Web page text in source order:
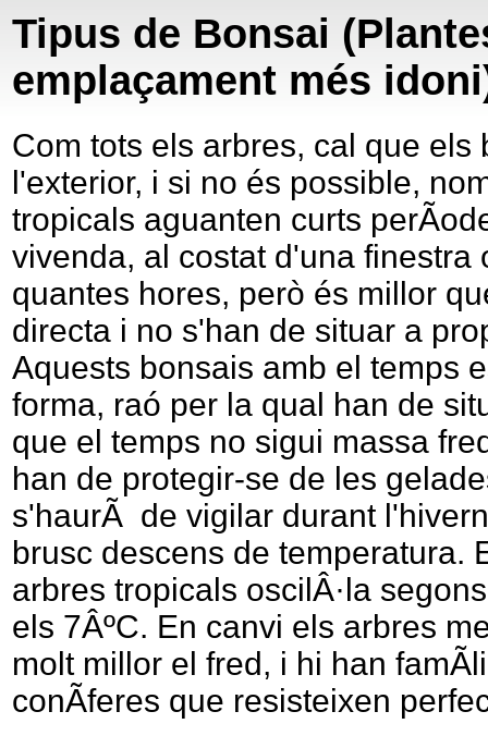
Tipus de Bonsai
emplaçament més
Com tots els arbres, cal que els
l'exterior, i si no és possible,
tropicals aguanten curts
vivenda, al costat d'una finestra
quantes hores, però és millor
directa i no s'han de situar a
Aquests bonsais amb el temps
forma, raó per la qual han de
que el temps no sigui massa
han de protegir-se de les
s'haurÃ de vigilar durant
brusc descens de temperatura.
arbres tropicals oscilÂ·la
els 7ÂºC. En canvi els arbres
molt millor el fred, i hi han
conÃ­feres que resisteixen